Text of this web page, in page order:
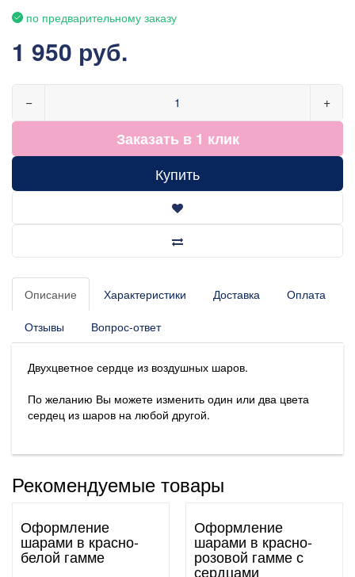
по предварительному заказу
1 950 руб.
− +
Заказать в 1 клик
Купить
Описание Характеристики Доставка Оплата
Отзывы Вопрос-ответ
Двухцветное сердце из воздушных шаров.
По желанию Вы можете изменить один или два цвета
сердец из шаров на любой другой.
Рекомендуемые товары
Оформление
шарами в красно-
белой гамме
Оформление
шарами в красно-
розовой гамме с
сердцами